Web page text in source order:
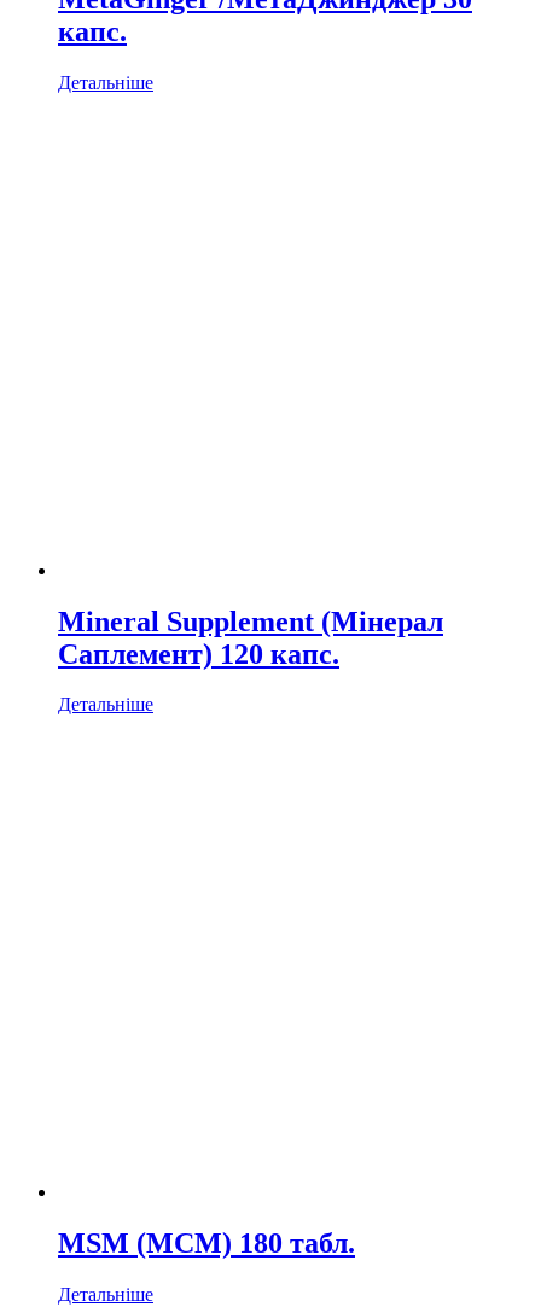
капс.
Детальніше
Mineral Supplement (Мінерал
Саплемент) 120 капс.
Детальніше
MSМ (МСМ) 180 табл.
Детальніше